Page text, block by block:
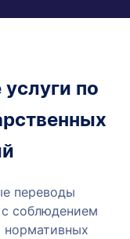
по
переводы
соблюдением
нормативных